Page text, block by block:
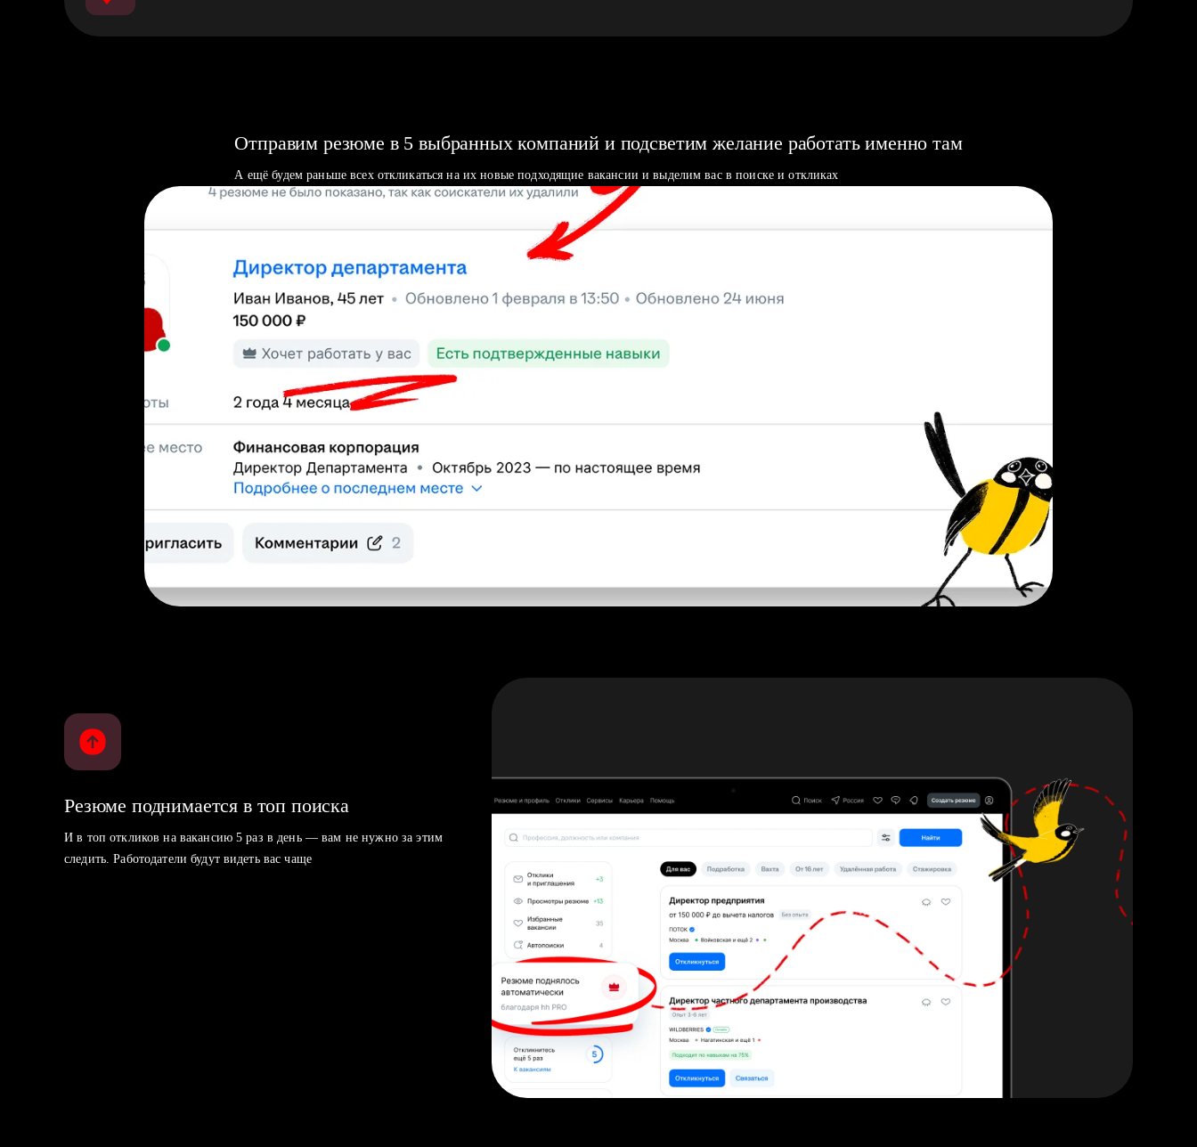
Отправим резюме в 5 выбранных компаний и подсветим желание работать именно там
А ещё будем раньше всех откликаться на их новые подходящие вакансии и выделим вас в поиске и откликах
Резюме поднимается в топ поиска
И в топ откликов на вакансию 5 раз в день — вам не нужно за этим
следить. Работодатели будут видеть вас чаще